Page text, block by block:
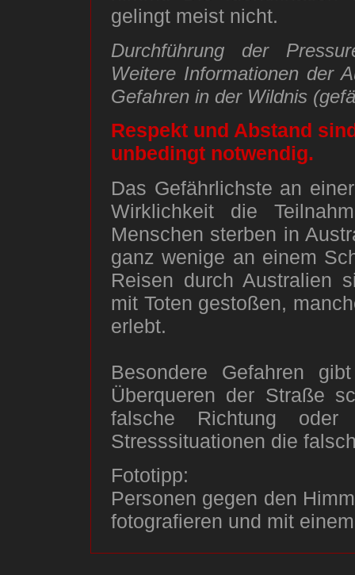
gelingt meist nicht.
Durchführung der
Weitere Informationen der
Gefahren in der Wildnis
Respekt und Abstand
unbedingt notwendig.
Das Gefährlichste an
Wirklichkeit die
Menschen sterben in
ganz wenige an einem
Reisen durch Australien
mit Toten gestoßen,
erlebt.
Besondere Gefahren
Überqueren der Straße
falsche Richtung
Stresssituationen die
Fototipp:
Personen gegen den
fotografieren und mit